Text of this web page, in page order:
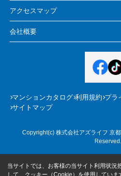
アクセスマップ
会社概要
マンションカタログ 利用規約 プラ
サイトマップ
Copyright(c) 株式会社アズライフ 京
Reserved.
当サイトでは、お客様の当サイト利用状況
して、クッキー（Cookie）を使用していま